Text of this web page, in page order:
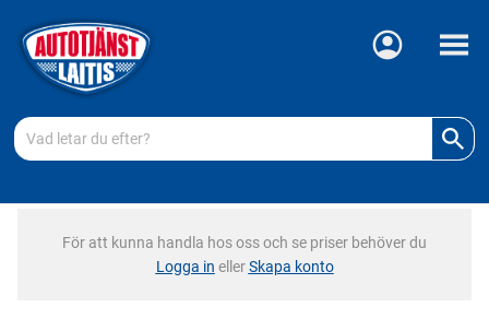
Meny
För att kunna handla hos oss och se priser behöver du
Logga in ellerSkapa konto